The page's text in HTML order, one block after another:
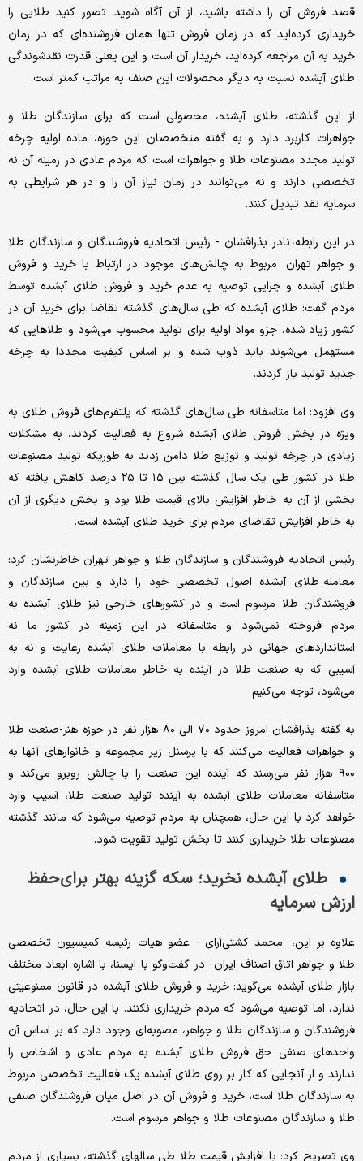
قصد فروش آن را داشته باشید، از آن آگاه شوید. تصور کنید طلایی را
خریداری کرده‌اید که در زمان فروش تنها همان فروشنده‌ای که در زمان
خرید به آن مراجعه کرده‌اید، خریدار آن است و این یعنی قدرت نقدشوندگی
طلای آبشده نسبت به دیگر محصولات این صنف به مراتب کمتر است.
از این گذشته، طلای آبشده، محصولی است که برای سازندگان طلا و
جواهرات کاربرد دارد و به گفته متخصصان این حوزه، ماده اولیه چرخه
تولید مجدد مصنوعات طلا و جواهرات است که مردم عادی در زمینه آن نه
تخصصی دارند و نه می‌توانند در زمان نیاز آن را و در هر شرایطی به
سرمایه نقد تبدیل کنند.
در این رابطه، نادر بذرافشان - رئیس اتحادیه فروشندگان و سازندگان طلا
و جواهر تهران مربوط به چالش‌های موجود در ارتباط با خرید و فروش
طلای آبشده و چرایی توصیه به عدم خرید و فروش طلای آبشده توسط
مردم گفت: طلای آبشده که طی سال‌های گذشته تقاضا برای خرید آن در
کشور زیاد شده، جزو مواد اولیه برای تولید محسوب می‌شود و طلاهایی که
مستهمل می‌شوند باید ذوب شده و بر اساس کیفیت مجددا به چرخه
جدید تولید باز گردند.
وی افزود: اما متاسفانه طی سال‌های گذشته که پلتفرم‌های فروش طلای به
ویژه در بخش فروش طلای آبشده شروع به فعالیت کردند، به مشکلات
زیادی در چرخه تولید و توزیع طلا دامن زدند به طوریکه تولید مصنوعات
طلا در کشور طی یک سال گذشته بین ۱۵ تا ۲۵ درصد کاهش یافته که
بخشی از آن به خاطر افزایش بالای قیمت طلا بود و بخش دیگری از آن
به خاطر افزایش تقاضای مردم برای خرید طلای آبشده است.
رئیس اتحادیه فروشندگان و سازندگان طلا و جواهر تهران خاطرنشان کرد:
معامله طلای آبشده اصول تخصصی خود را دارد و بین سازندگان و
فروشندگان طلا مرسوم است و در کشورهای خارجی نیز طلای آبشده به
مردم فروخته نمی‌شود و متاسفانه در این زمینه در کشور ما نه
استانداردهای جهانی در رابطه با معاملات طلای آبشده رعایت و نه به
آسیبی که به صنعت طلا در آینده به خاطر معاملات طلای آبشده وارد
می‌شود، توجه می‌کنیم
به گفته بذرافشان امروز حدود ۷۰ الی ۸۰ هزار نفر در حوزه هنر-صنعت طلا
و جواهرات فعالیت می‌کنند که با پرسنل زیر مجموعه و خانوارهای آنها به
۹۰۰ هزار نفر می‌رسند که آینده این صنعت را با چالش روبرو می‌کند و
متاسفانه معاملات طلای آبشده به آینده تولید صنعت طلا، آسیب وارد
خواهد کرد با این حال، همچنان به مردم توصیه می‌شود که مانند گذشته
مصنوعات طلا خریداری کنند تا بخش تولید تقویت شود.
طلای آبشده نخرید؛ سکه گزینه بهتر برای حفظ
ارزش سرمایه
علاوه بر این، محمد کشتی‌آرای - عضو هیات رئیسه کمیسیون تخصصی
طلا و جواهر اتاق اصناف ایران - در گفت‌وگو با ایسنا، با اشاره ابعاد مختلف
بازار طلای آبشده می‌گوید: خرید و فروش طلای آبشده در قانون ممنوعیتی
ندارد، اما توصیه می‌شود که مردم خریداری نکنند. با این حال، در اتحادیه
فروشندگان و سازندگان طلا و جواهر، مصوبه‌ای وجود دارد که بر اساس آن
واحدهای صنفی حق فروش طلای آبشده به مردم عادی و اشخاص را
ندارند و از آنجایی که کار بر روی طلای آبشده یک فعالیت تخصصی مربوط
به سازندگان طلا است، خرید و فروش آن در اصل میان فروشندگان صنفی
طلا و سازندگان مصنوعات طلا و جواهر مرسوم است.
وی تصریح کرد: با افزایش قیمت طلا طی سالهای گذشته، بسیاری از مردم